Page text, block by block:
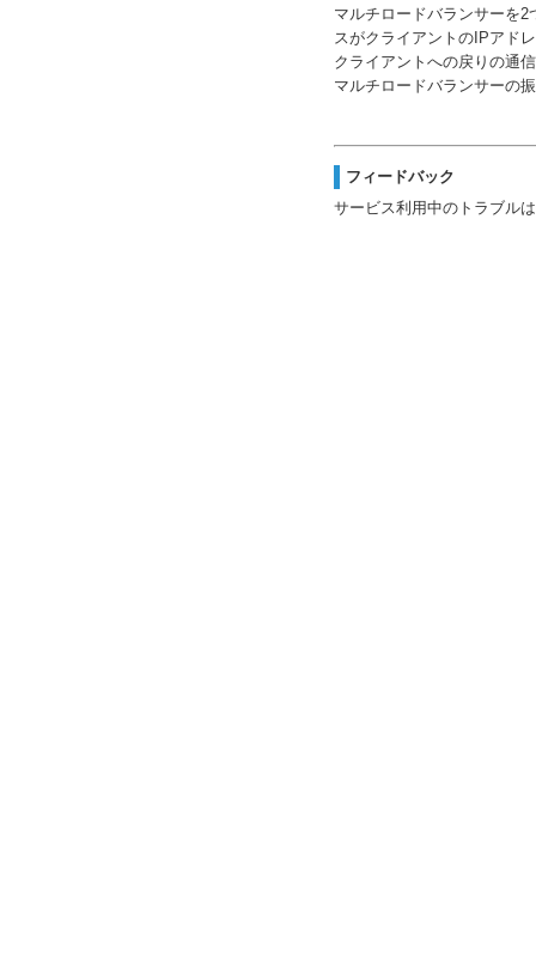
マルチロードバランサーを
スがクライアントのIPアド
クライアントへの戻りの通
マルチロードバランサーの
フィードバック
サービス利用中のトラブル